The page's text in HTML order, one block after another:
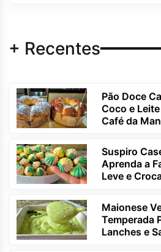
+ Recentes
Pão Doce
Coco e
Café da
Suspiro
Aprenda a
Leve e
Maionese
Temperada
Lanches e